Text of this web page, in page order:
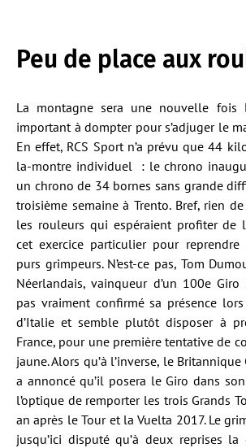
Peu de place aux
La montagne sera une nouvelle
important à dompter pour s’adjuger le
En effet, RCS Sport n’a prévu que 44
la-montre individuel : le chrono
un chrono de 34 bornes sans grande
troisième semaine à Trento. Bref, rien
les rouleurs qui espéraient profiter de
cet exercice particulier pour
purs grimpeurs. N’est-ce pas, Tom
Néerlandais, vainqueur d’un 100e Giro
pas vraiment confirmé sa présence
d’Italie et semble plutôt disposer à
France, pour une première tentative de
jaune. Alors qu’à l’inverse, le Britannique
a annoncé qu’il posera le Giro dans
l’optique de remporter les trois Grands
an après le Tour et la Vuelta 2017. Le
jusqu’ici disputé qu’à deux reprises